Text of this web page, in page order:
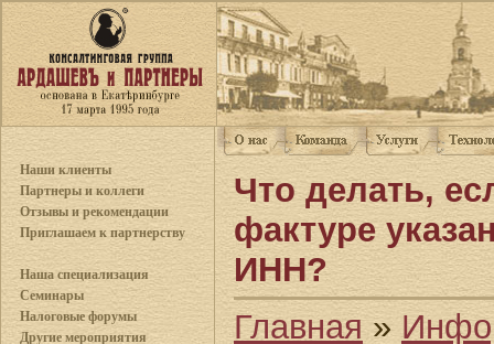
Наши клиенты
Партнеры и коллеги
Отзывы и рекомендации
Приглашаем к партнерству
Наша специализация
Семинары
Налоговые форумы
Другие мероприятия
Что делать,
фактуре
ИНН?
Главная»